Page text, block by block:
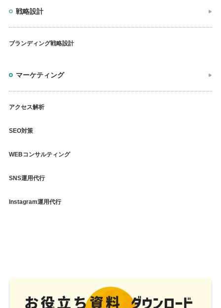
戦略設計
ブランディング戦略設計
マーケティング
アクセス解析
SEO対策
WEBコンサルティング
SNS運用代行
Instagram運用代行